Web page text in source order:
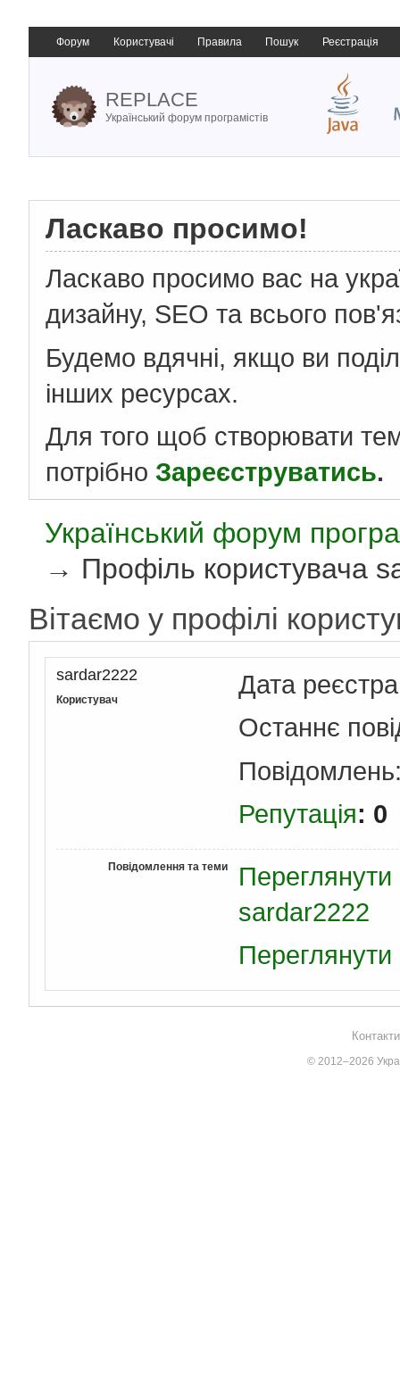
Форум Користувачі Правила Пошук Реєстрація
REPLACE
Український форум програмістів
Ласкаво просимо!
Ласкаво просимо вас на
дизайну, SEO та всього
Будемо вдячні, якщо ви
інших ресурсах.
Для того щоб створювати
потрібно Зареєструватись.
Український форум
→ Профіль користувача
Вітаємо у профілі
sardar2222
Користувач
Дата
Останнє
Репутація: 0
Повідомлення та теми
Переглянути
sardar2222
Переглянути
© 2012–2026